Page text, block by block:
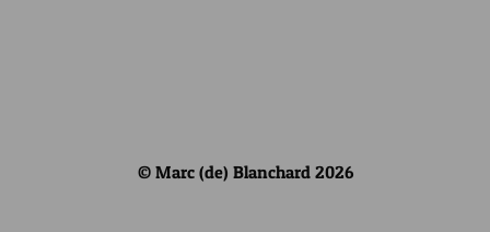
© Marc (de) Blanchard 2026